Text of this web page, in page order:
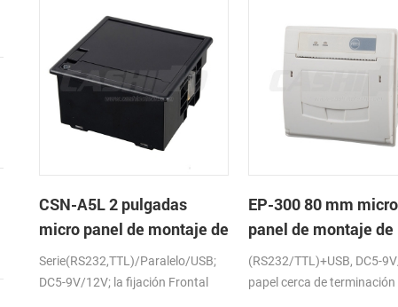
CSN-A5L 2 pulgadas
micro panel de montaje de
la impresora térmica de
recibos
Serie(RS232,TTL)/Paralelo/USB;
DC5-9V/12V; la fijación Frontal
EP-300 80 mm micro
panel de montaje de
impresora térmica de
recibos
(RS232/TTL)+USB, DC5-
papel cerca de terminación